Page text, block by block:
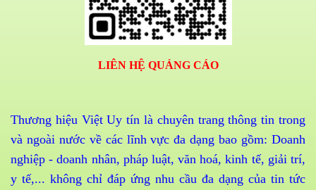
LIÊN HỆ QUẢNG CÁO
Thương hiệu Việt Uy tín là chuyên trang thông tin trong
và ngoài nước về các lĩnh vực đa dạng bao gồm: Doanh
nghiệp - doanh nhân, pháp luật, văn hoá, kinh tế, giải trí,
y tế,... không chỉ đáp ứng nhu cầu đa dạng của tin tức